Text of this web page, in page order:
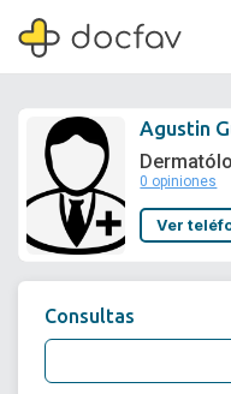
Agustin
0 opiniones
Ver
Consultas